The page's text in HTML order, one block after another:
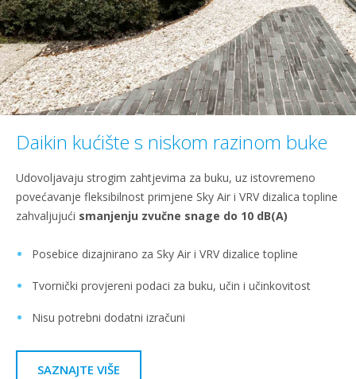
Daikin kućište s niskom razinom buke
Udovoljavaju strogim zahtjevima za buku, uz istovremeno
povećavanje fleksibilnost primjene Sky Air i VRV dizalica topline
zahvaljujući smanjenju zvučne snage do 10 dB(A)​
Posebice dizajnirano za Sky Air i VRV dizalice topline
Tvornički provjereni podaci za buku, učin i učinkovitost
Nisu potrebni dodatni izračuni
SAZNAJTE VIŠE